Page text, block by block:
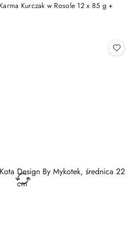
Kurczak w Rosole 12 x 85 g +